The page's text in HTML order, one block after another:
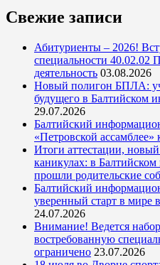
Свежие записи
Абитуриенты – 2026!
специальности 40.02.02
деятельность 03.08.2026
Новый полигон БПЛА:
будущего в Балтийском
29.07.2026
Балтийский
«Петровской
Итоги аттестации, новый
каникулах: в
прошли родительские
Балтийский
уверенный старт в мире
24.07.2026
Внимание! Ведется
востребованную
ограничено 23.07.2026